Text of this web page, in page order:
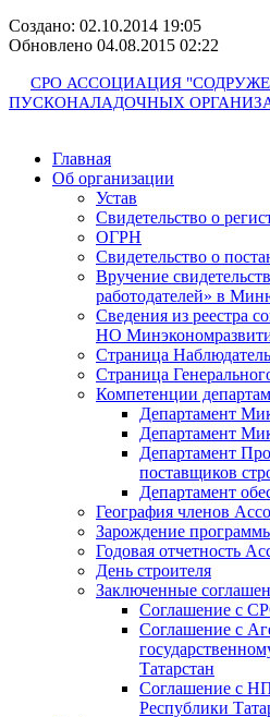
Создано: 02.10.2014 19:05
Обновлено 04.08.2015 02:22
СРО АССОЦИАЦИЯ
ПУСКОНАЛАДОЧНЫХ
Главная
Об организации
Устав
Свидетельство о
ОГРН
Свидетельство о
Вручение
работодателей» в
Сведения из реестра
НО
Страница
Страница
Компетенции
Департамент
Департамент
Департамент
поставщиков
Департамент
География членов
Зарождение
Годовая отчетность
День строителя
Заключенные
Соглашение с
Соглашение с
Татарстан
Соглашение с
Республики